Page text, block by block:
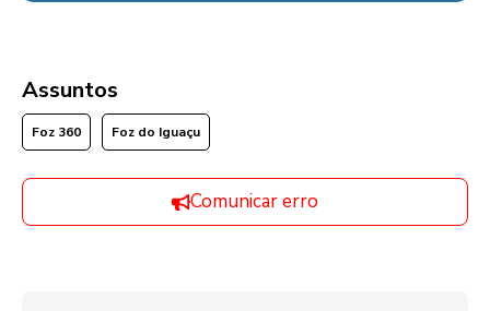
Assuntos
Foz 360 Foz do Iguaçu
Comunicar erro